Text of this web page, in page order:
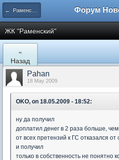
← Раменское
ЖК "Рaменский"
«
Назад
Pahan
18 May 2009
OKO, on 18.05.2009 - 18:52:
ну да получил
доплатил денег в 2 раза больше,
от всех претензий к ГС отказался
и получил
только в собственность не понятно